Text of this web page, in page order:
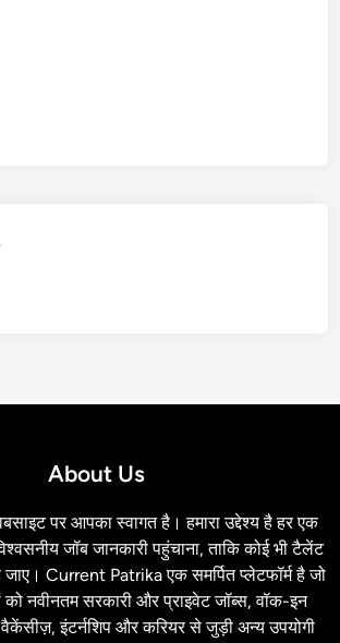
About Us
पर आपका स्‍वागत है। हमारा उद्देश्य है हर एक
जॉब जानकारी पहुंचाना, ताकि कोई भी टैलेंट
Current Patrika एक समर्पित प्लेटफॉर्म है जो
को नवीनतम सरकारी और प्राइवेट जॉब्स, वॉक-इन
इंटर्नशिप और करियर से जुड़ी अन्य उपयोगी